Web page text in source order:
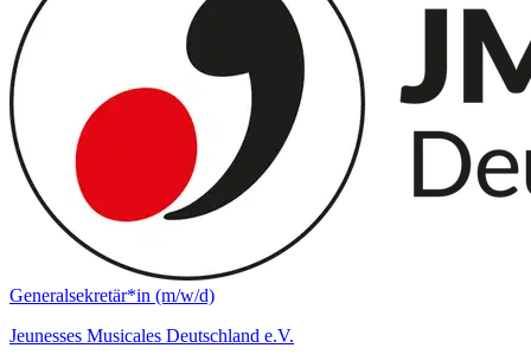
Generalsekretär*in (m/w/d)
Jeunesses Musicales Deutschland e.V.